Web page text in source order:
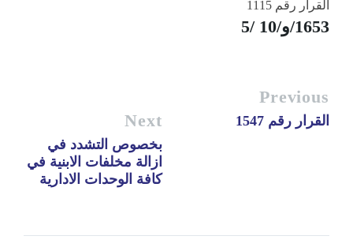
القرار رقم 1115
1653/و/10 /5
Previous
القرار رقم 1547 Next
بخصوص التشدد في
ازالة مخلفات الابنية في
كافة الوحدات الادارية